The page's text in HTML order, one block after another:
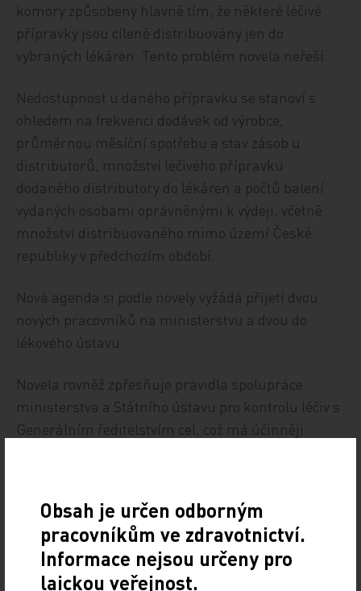
komory způsobeny hlavně tím, že některé léčivé
přípravky jsou cíleně distribuovány jen do
vybraných lékáren. Tento problém novela neřeší.
Nedostupnost u daného přípravku se stanoví s
ohledem na frekvenci dodávek od výrobce,
průměrnou měsíční spotřebu a stav zásob u
distributorů, množství léčivého přípravku
dodaného distributory do lékáren a počtů balení
vydaných osobami oprávněnými k výdeji, včetně
množství distribuovaného mimo území České
republiky v předchozím období.
Nová agenda si podle novely vyžádá přijetí dvou
nových pracovníků na ministerstvu a dvou do
lékového ústavu.
Novela rovněž zpřesňuje pravidla spolupráce
ministerstva a Státního ústavu pro kontrolu léčiv s
Generálním ředitelstvím cel, což má účinněji
Obsah je určen odborným
pracovníkům ve zdravotnictví.
Informace nejsou určeny pro
laickou veřejnost.